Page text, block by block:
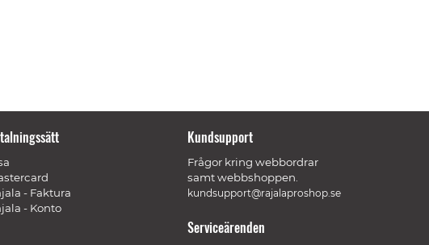
- Faktura
- Konto
Kundsupport
Frågor kring webbordrar
samt webbshoppen.
kundsupport@rajalaproshop.se
Serviceärenden